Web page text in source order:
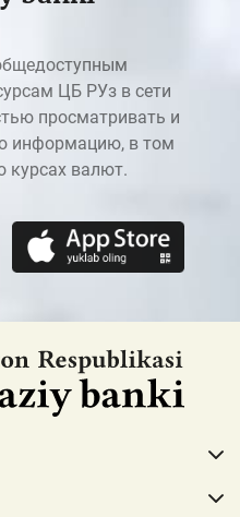
ЦБ РУз в сети
просматривать и
информацию, в том
курсах валют.